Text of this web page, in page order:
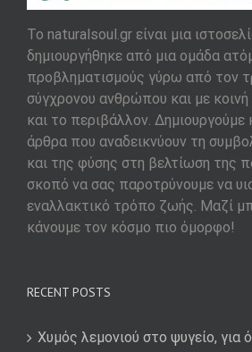
To naturalsoul.gr είναι μια
δημιουργήθηκε από μια ομάδα
προβληματισμούς γύρω από τον
σύγχρονου ανθρώπου και με
και το περιβάλλον. Δημιουργούμε
άρθρα που αναδεικνύουν τη
και της φύσης στη βελτίωση της
σκοπό να σας παροτρύνουμε να
εναλλακτικό τρόπο ζωής. Μαζί
κάνουμε τον κόσμο πιο όμορφο!
RECENT POSTS
Χυμός λεμονιού στο ψυγείο, για